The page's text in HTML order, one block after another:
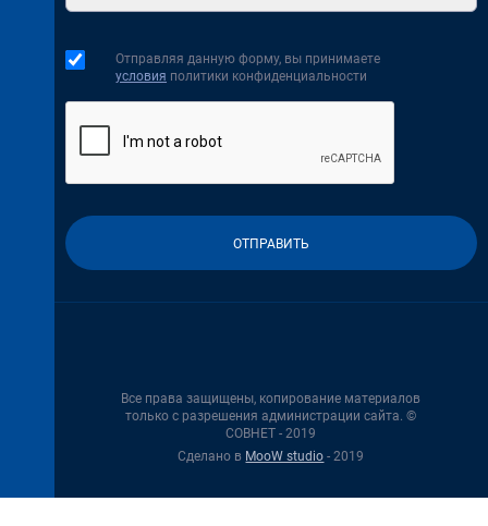
Отправляя данную форму, вы принимаете
условия политики конфиденциальности
Все права защищены, копирование материалов
только с разрешения администрации сайта. ©
СОВНЕТ - 2019
Сделано в MooW studio - 2019